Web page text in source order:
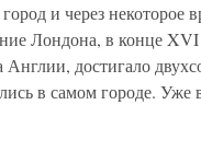
и через некоторое
Лондона, в конце XVI
Англии, достигало
в самом городе. Уже